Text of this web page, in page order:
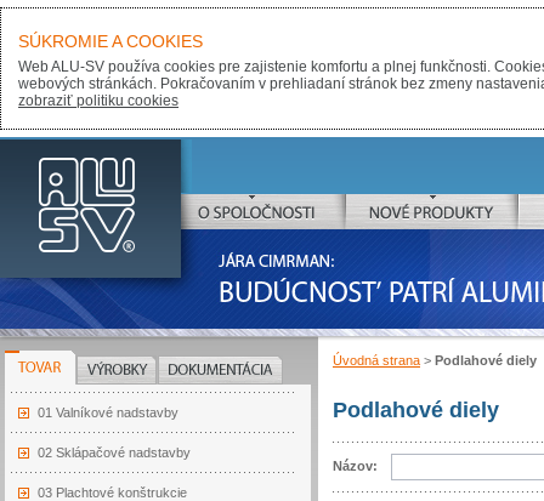
ALU-SV
O SPOLOČNOSTI NOVÉ PRODUKTY
JÁRA CIMRMAN:
BUDÚCNOSŤ PATRÍ ALUMINIU
TOVAR
01 Valníkové nadstavby
02 Sklápačové nadstavby
03 Plachtové konštrukcie
VÝROBKY DOKUMENTÁCIA
Úvodná strana > Podlahové diely
Podlahové diely
Názov:
SÚKROMIE A COOKIES
Web ALU-SV používa cookies pre zajistenie komfortu a plnej funkčnosti.
webových stránkách. Pokračovaním v prehliadaní stránok bez zmeny
zobraziť politiku cookies